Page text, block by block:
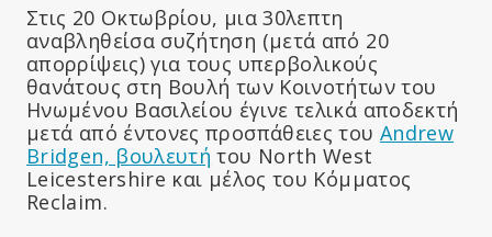
Στις 20 Οκτωβρίου, μια 30λεπτη
αναβληθείσα συζήτηση (μετά από 20
απορρίψεις) για τους υπερβολικούς
θανάτους στη Βουλή των Κοινοτήτων του
Ηνωμένου Βασιλείου έγινε τελικά αποδεκτή
μετά από έντονες προσπάθειες του Andrew
Bridgen, βουλευτή του North West
Leicestershire και μέλος του Κόμματος
Reclaim.